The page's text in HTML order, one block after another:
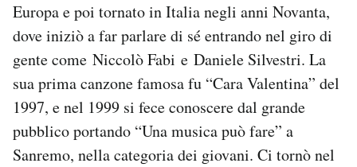
Europa e poi tornato in Italia negli anni Novanta,
dove iniziò a far parlare di sé entrando nel giro di
gente come Niccolò Fabi e Daniele Silvestri. La
sua prima canzone famosa fu “Cara Valentina” del
1997, e nel 1999 si fece conoscere dal grande
pubblico portando “Una musica può fare” a
Sanremo, nella categoria dei giovani. Ci tornò nel